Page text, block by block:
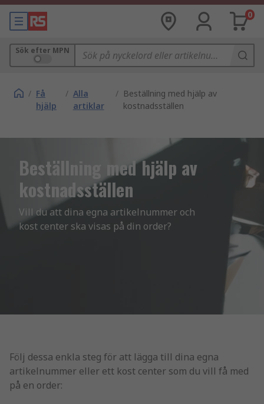
0
Sök efter MPN
/ Få
hjälp
/ Alla
artiklar
/ Beställning med hjälp av
kostnadsställen
Beställning med hjälp av
kostnadsställen
Vill du att dina egna artikelnummer och
Följ dessa enkla steg för att lägga till dina egna
artikelnummer eller ett kost center som du vill få med
på en order: